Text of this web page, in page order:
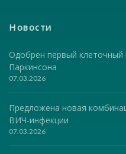
Новости
Одобрен первый клеточный
Паркинсона
07.03.2026
Предложена новая
ВИЧ-инфекции
07.03.2026